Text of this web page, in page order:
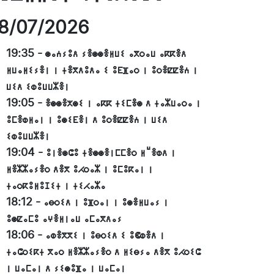
07/2026
19:35 - ⵙⴰⵄⵢⵓⴷ ⵢⴻⵙⵙⴻⵍⵡⵉ ⴰⴳⵔⴰⵡ ⴰⴽⴽⴻⴷ
ⵍⵡⴰⵍⵉⵢⴻⵏ ⵏ ⵜⴻⴳⴷⵓⴷⴰ ⵉ ⵓⴹⴼⴰⵔ ⵏ ⵓⵔⴻⵇⵇⴻⵄ ⵏ
ⵡⵉⴷ ⵉⵀⵓⵡⵡⵣⴻⵏ
19:05 - ⴻⵙⵙⴻⵅⵙⵉ ⵏ ⴰⴽⴽ ⵜⵉⵎⴻⵙ ⴷ ⵜⴰⵣⵡⴰⵔⴰ ⵏ
ⵓⵎⴻⵀⵍⴰⵏ ⵏ ⵓⵙⵉⴹⴻⵏ ⴷ ⵓⵔⴻⵇⵇⴻⵄ ⵏ ⵡⵉⴷ
ⵉⵀⵓⵡⵡⵣⴻⵏ
19:04 - ⵓⵏⴻⵙⵛⵓ ⵜⴻⵙⵙⴻⵏⵎⵎⴻⵔ ⵍⵯⴻⵀⴷ ⵏ
ⵍⴻⵣⵣⴰⵢⴻⵔ ⴷⴻⴳ ⵓⵃⵔⴰⵣ ⵏ ⵓⵎⵓⴽⴰⵏ ⵏ
ⵜⴰⵔⴽⵓⵍⵓⵊⵉⵜ ⵏ ⵜⵉⵃⴰⵣⴰ
18:12 - ⴰⴱⵔⵉⴷ ⵏ ⵓⴼⵔⴰⵏ ⵏ ⵓⵙⴻⵍⵡⴰⵢ ⵏ
ⵓⵙⵇⴰⵎⵓ ⴰⵖⴻⵍⵏⴰⵡ ⴰⵎⴰⴳⴷⴰⵢ
18:06 - ⴰⵀⴻⴳⴳⵉ ⵏ ⵓⴱⵔⵉⴷ ⵉ ⵓⵞⵀⴻⴷ ⵏ
ⵜⴰⵛⵔⵉⴽⵜ ⴳⴰⵔ ⵍⴻⵣⵣⴰⵢⴻⵔ ⴷ ⵍⵉⴱⵢⴰ ⴷⴻⴳ ⵓⵃⵔⵉⵛ
ⵏ ⵡⴰⵎⴰⵏ ⴷ ⵢⵉⵙⵓⴼⴰ ⵏ ⵡⴰⵎⴰⵏ